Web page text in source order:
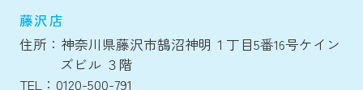
藤沢店
住所：神奈川県藤沢市鵠沼神明１丁目5番16号ケイン
ズビル ３階
TEL：0120-500-791